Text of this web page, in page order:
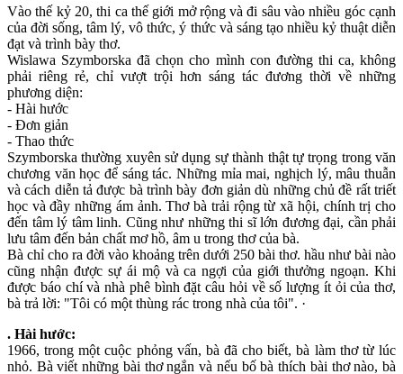
Vào thế kỷ 20, thi ca thế giới mở rộng và đi sâu vào nhiều góc cạnh
của đời sống, tâm lý, vô thức, ý thức và sáng tạo nhiều kỷ thuật diễn
đạt và trình bày thơ.
Wislawa Szymborska đã chọn cho mình con đường thi ca, không
phải riêng rẻ, chỉ vượt trội hơn sáng tác đương thời về những
phương diện:
- Hài hước
- Đơn giản
- Thao thức
Szymborska thường xuyên sử dụng sự thành thật tự trọng trong văn
chương văn học để sáng tác. Những mỉa mai, nghịch lý, mâu thuẫn
và cách diễn tả được bà trình bày đơn giản dù những chủ đề rất triết
học và đầy những ám ảnh. Thơ bà trải rộng từ xã hội, chính trị cho
đến tâm lý tâm linh. Cũng như những thi sĩ lớn đương đại, cần phải
lưu tâm đến bản chất mơ hồ, âm u trong thơ của bà.
Bà chỉ cho ra đời vào khoảng trên dưới 250 bài thơ. hầu như bài nào
cũng nhận được sự ái mộ và ca ngợi của giới thưởng ngoạn. Khi
được báo chí và nhà phê bình đặt câu hỏi về số lượng ít ỏi của thơ,
bà trả lời: "Tôi có một thùng rác trong nhà của tôi". ·
. Hài hước:
1966, trong một cuộc phỏng vấn, bà đã cho biết, bà làm thơ từ lúc
nhỏ. Bà viết những bài thơ ngắn và nếu bố bà thích bài thơ nào, bà